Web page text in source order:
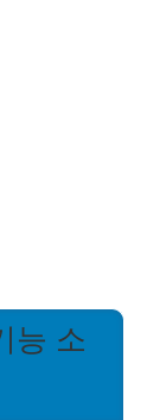
능 소